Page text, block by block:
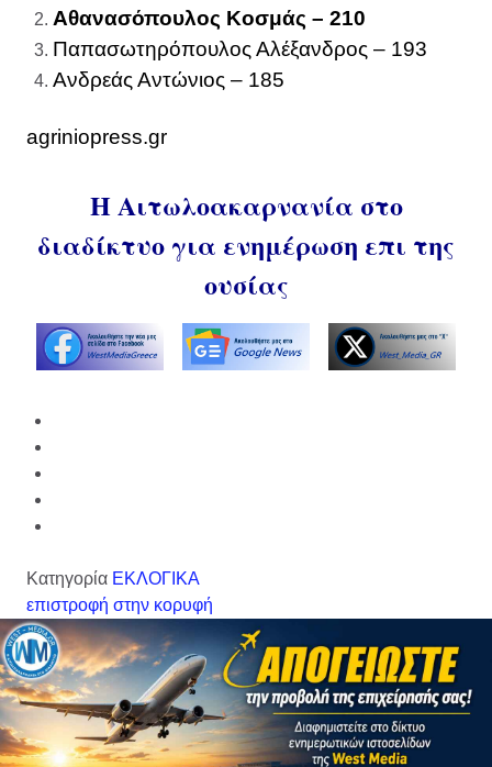
Αθανασόπουλος Κοσμάς – 210
Παπασωτηρόπουλος Αλέξανδρος – 193
Ανδρεάς Αντώνιος – 185
agriniopress.gr
Η Αιτωλοακαρνανία στο
διαδίκτυο για ενημέρωση επι της
ουσίας
Κατηγορία ΕΚΛΟΓΙΚΑ
επιστροφή στην κορυφή